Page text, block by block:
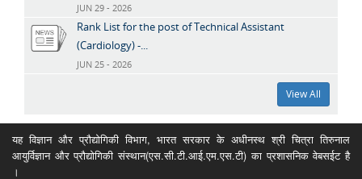
JUN 29 - 2026
Rank List for the post of Technical Assistant
(Cardiology) -...
JUN 25 - 2026
View All
यह विज्ञान और प्रौद्योगिकी विभाग, भारत सरकार के अधीनस्थ श्री चित्रा तिरुनाल
आयुर्विज्ञान और प्रौद्योगिकी संस्थान(एस.सी.टी.आई.एम.एस.टी) का प्रशासनिक वेबसईट है
।